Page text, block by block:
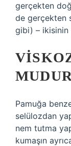
gerçekten
de gerçekten
gibi) – ikisinin
Pamuğa
selülozdan
nem tutma
kumaşın